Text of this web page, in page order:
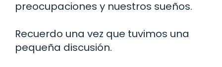
preocupaciones y nuestros sueños.
Recuerdo una vez que tuvimos una
pequeña discusión.